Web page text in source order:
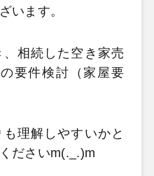
います。
相続した空き家売
要件検討（家屋要
理解しやすいかと
ださいm(._.)m